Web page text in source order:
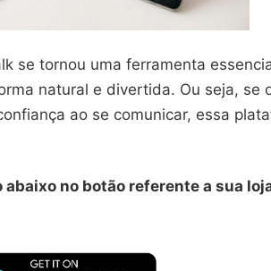
se tornou uma ferramenta
natural e divertida. Ou seja, se
ao se comunicar, essa
abaixo no botão referente a sua